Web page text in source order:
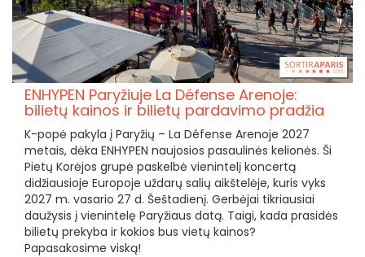
ENHYPEN Paryžiuje La Défense Arenoje:
bilietų kainos ir bilietų pardavimo pradžia
K-popė pakyla į Paryžių – La Défense Arenoje 2027
metais, dėka ENHYPEN naujosios pasaulinės kelionės. Ši
Pietų Korėjos grupė paskelbė vienintelį koncertą
didžiausioje Europoje uždarų salių aikštelėje, kuris vyks
2027 m. vasario 27 d. Šeštadienį. Gerbėjai tikriausiai
daužysis į vienintelę Paryžiaus datą. Taigi, kada prasidės
bilietų prekyba ir kokios bus vietų kainos?
Papasakosime viską!